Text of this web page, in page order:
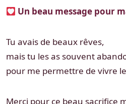
Un beau message pour
Tu avais de beaux rêves,
mais tu les as souvent
pour me permettre de vivre
Merci pour ce beau sacrifice